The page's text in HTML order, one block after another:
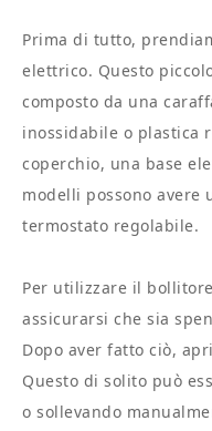
Prima di tutto,
elettrico. Questo
composto da una
inossidabile o plastica
coperchio, una base
modelli possono
termostato regolabile.
Per utilizzare il
assicurarsi che sia
Dopo aver fatto ciò,
Questo di solito può
o sollevando